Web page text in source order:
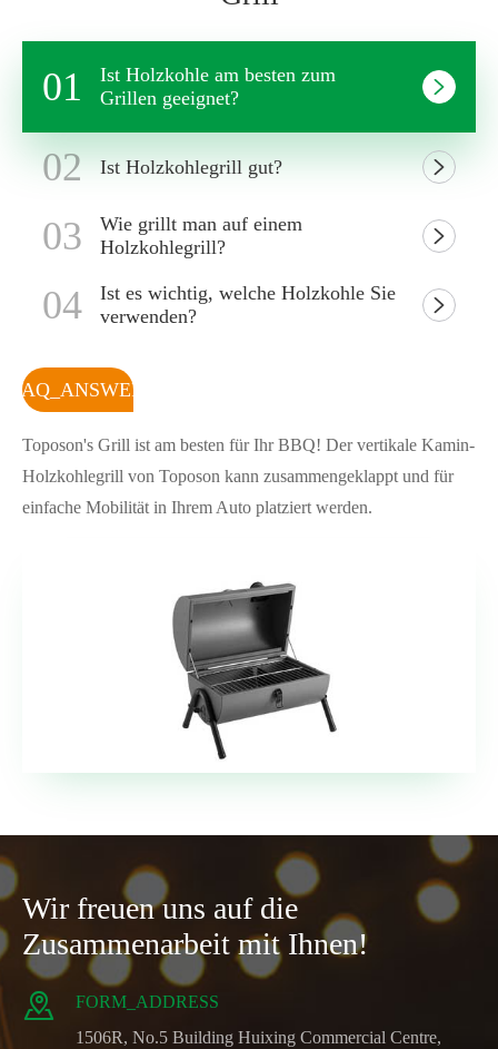
01
Ist Holzkohle am besten zum
Grillen geeignet?

02 Ist Holzkohlegrill gut? 
03
Wie grillt man auf einem
Holzkohlegrill?

04
Ist es wichtig, welche Holzkohle Sie
verwenden?

FAQ_ANSWER
Toposon's Grill ist am besten für Ihr BBQ! Der vertikale Kamin-
Holzkohlegrill von Toposon kann zusammengeklappt und für
einfache Mobilität in Ihrem Auto platziert werden.
Wir freuen uns auf die
Zusammenarbeit mit Ihnen!

FORM_ADDRESS
1506R, No.5 Building Huixing Commercial Centre,